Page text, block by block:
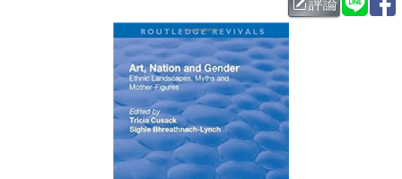
暑期推薦 、 國際布克
獎 臺灣漫遊錄 、 方念華
登輝時代 、 數學女孩：黎曼猜想
偉大的迷走神經